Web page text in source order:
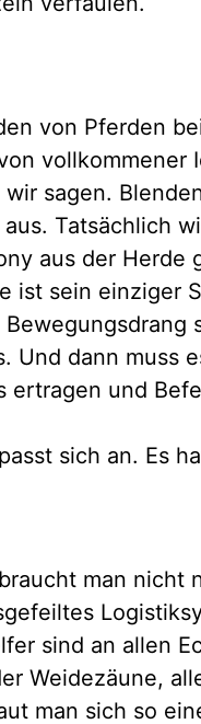
von Pferden
vollkommener
sagen.
Tatsächlich
aus der Herde
ist sein einziger
Und dann muss
ertragen und
sich an. Es
man nicht
sind an allen
Weidezäune,
man sich so